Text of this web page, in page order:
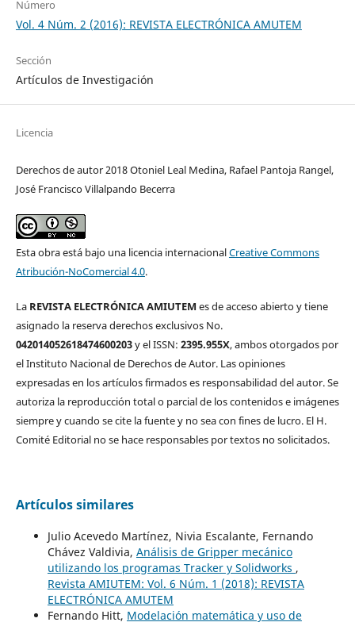
Número
Vol. 4 Núm. 2 (2016): REVISTA ELECTRÓNICA AMUTEM
Sección
Artículos de Investigación
Licencia
Derechos de autor 2018 Otoniel Leal Medina, Rafael Pantoja Rangel,
José Francisco Villalpando Becerra
Esta obra está bajo una licencia internacionalCreative Commons
Atribución-NoComercial 4.0.
La REVISTA ELECTRÓNICA AMIUTEM es de acceso abierto y tiene
asignado la reserva derechos exclusivos No.
042014052618474600203y el ISSN: 2395.955X, ambos otorgados por
el Instituto Nacional de Derechos de Autor. Las opiniones
expresadas en los artículos firmados es responsabilidad del autor. Se
autoriza la reproducción total o parcial de los contenidos e imágenes
siempre y cuando se cite la fuente y no sea con fines de lucro. El H.
Comité Editorial no se hace responsables por textos no solicitados.
Artículos similares
Julio Acevedo Martínez, Nivia Escalante, Fernando
Chávez Valdivia, Análisis de Gripper mecánico
utilizando los programas Tracker y Solidworks ,
Revista AMIUTEM: Vol. 6 Núm. 1 (2018): REVISTA
ELECTRÓNICA AMUTEM
Fernando Hitt, Modelación matemática y uso de